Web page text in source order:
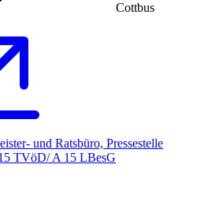
Cottbus
und Ratsbüro, Pressestelle
TVöD/ A 15 LBesG